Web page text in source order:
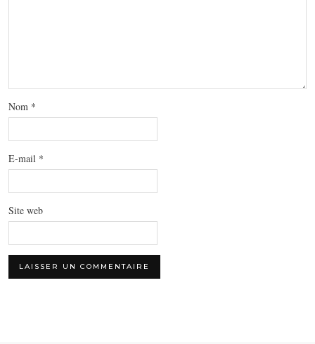
Nom *
E-mail *
Site web